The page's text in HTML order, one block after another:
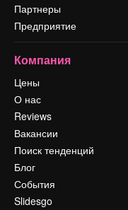
Партнеры
Предприятие
Компания
Цены
О нас
Reviews
Вакансии
Поиск тенденций
Блог
События
Slidesgo